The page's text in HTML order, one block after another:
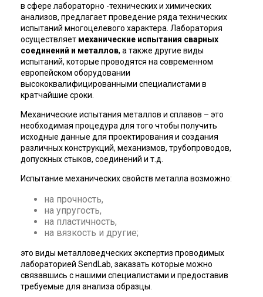
в сфере лабораторно -технических и химических
анализов, предлагает проведение ряда технических
испытаний многоцелевого характера. Лаборатория
осуществляет механические испытания сварных
соединений и металлов, а также другие виды
испытаний, которые проводятся на современном
европейском оборудовании
высококвалифицированными специалистами в
кратчайшие сроки.
Механические испытания металлов и сплавов – это
необходимая процедура для того чтобы получить
исходные данные для проектирования и создания
различных конструкций, механизмов, трубопроводов,
допускных стыков, соединений и т.д.
Испытание механических свойств металла возможно:
на прочность,
на упругость,
на пластичность,
на вязкость и другие;
это виды металловедческих экспертиз проводимых
лабораторией SendLab, заказать которые можно
связавшись с нашими специалистами и предоставив
требуемые для анализа образцы.